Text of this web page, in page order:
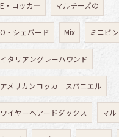
E・コッカ― マルチーズの
O・シェパード Mix ミニピン
イタリアングレーハウンド
アメリカンコッカ―スパニエル
ワイヤーへアードダックス マル